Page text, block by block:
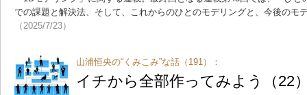
での課題と解決法、そして、これからのひとのモデリングと、今後のモ
（2025/7/23）
山浦恒央の“くみこみ”な話（191）：
イチから全部作ってみよう（22